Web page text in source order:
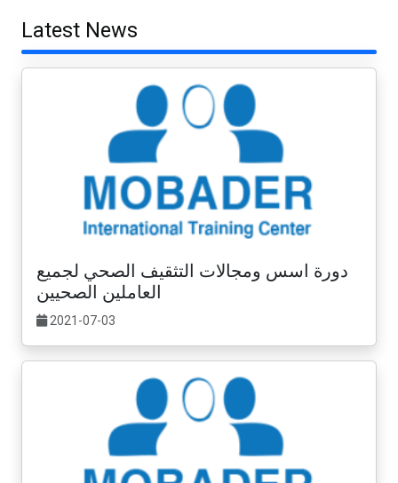
Latest News
دورة اسس ومجالات التثقيف الصحي لجميع
العاملين الصحيين
2021-07-03